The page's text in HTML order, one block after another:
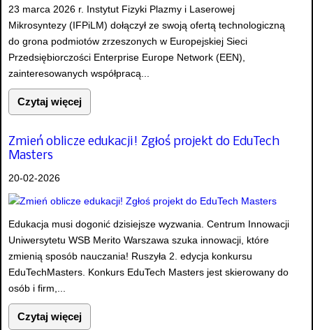
23 marca 2026 r. Instytut Fizyki Plazmy i Laserowej
Mikrosyntezy (IFPiLM) dołączył ze swoją ofertą technologiczną
do grona podmiotów zrzeszonych w Europejskiej Sieci
Przedsiębiorczości Enterprise Europe Network (EEN),
zainteresowanych współpracą...
Czytaj więcej
Zmień oblicze edukacji! Zgłoś projekt do EduTech
Masters
20-02-2026
Edukacja musi dogonić dzisiejsze wyzwania. Centrum Innowacji
Uniwersytetu WSB Merito Warszawa szuka innowacji, które
zmienią sposób nauczania! Ruszyła 2. edycja konkursu
EduTechMasters. Konkurs EduTech Masters jest skierowany do
osób i firm,...
Czytaj więcej